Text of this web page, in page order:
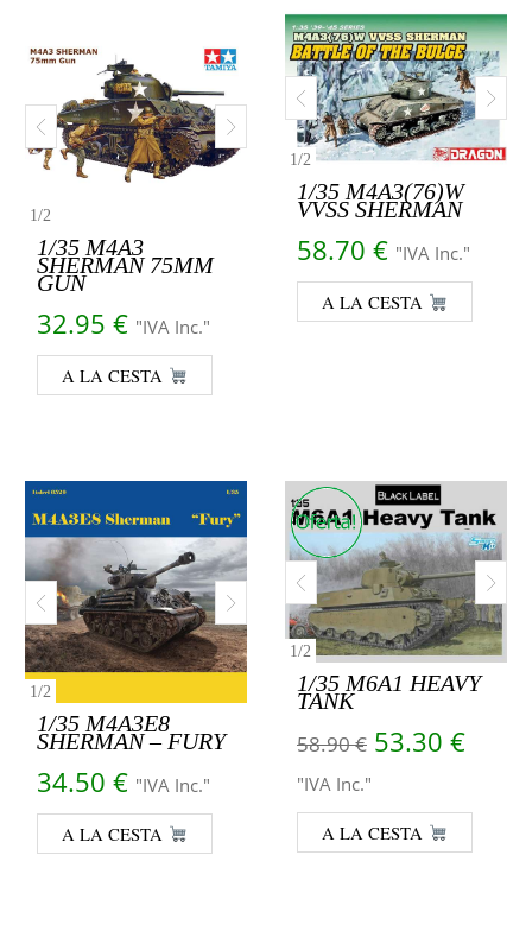
1/2
1/35 M4A3
SHERMAN 75MM
GUN
32.95 € "IVA Inc."
A LA CESTA
1/2
1/35 M4A3(76)W
VVSS SHERMAN
58.70 € "IVA Inc."
A LA CESTA
1/2
1/35 M4A3E8
SHERMAN – FURY
34.50 € "IVA Inc."
A LA CESTA
1/2
1/35 M6A1 HEAVY
TANK
58.90€ El precio
53.30 €El
"IVA Inc."
A LA CESTA